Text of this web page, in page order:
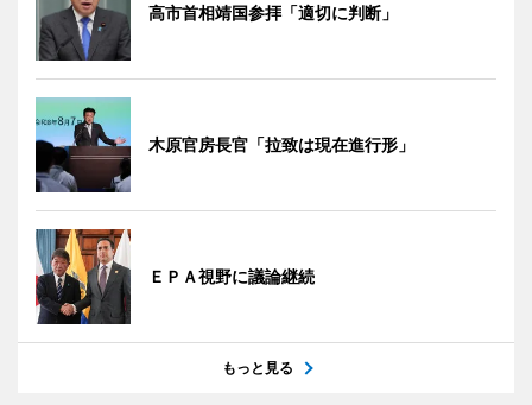
高市首相靖国参拝「適切に判断」
木原官房長官「拉致は現在進行形」
ＥＰＡ視野に議論継続
もっと見る